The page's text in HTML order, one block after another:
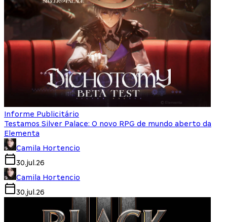
Informe Publicitário
Testamos Silver Palace: O novo RPG de mundo aberto da
Elementa
Camila Hortencio
30.jul.26
Camila Hortencio
30.jul.26